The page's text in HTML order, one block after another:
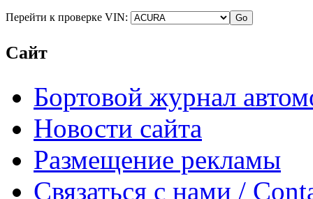
Перейти к проверке VIN:
Сайт
Бортовой журнал
Новости сайта
Размещение рекламы
Связаться с нами /